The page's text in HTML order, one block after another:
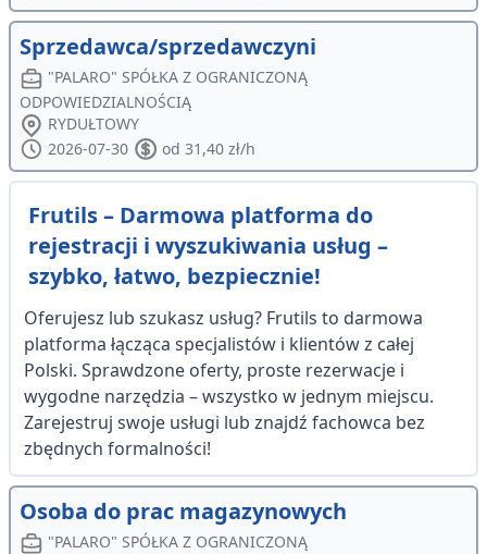
Sprzedawca/sprzedawczyni
"PALARO" SPÓŁKA Z OGRANICZONĄ
ODPOWIEDZIALNOŚCIĄ
RYDUŁTOWY
2026-07-30
od 31,40 zł/h
Frutils – Darmowa platforma do
rejestracji i wyszukiwania usług –
szybko, łatwo, bezpiecznie!
Oferujesz lub szukasz usług? Frutils to darmowa
platforma łącząca specjalistów i klientów z całej
Polski. Sprawdzone oferty, proste rezerwacje i
wygodne narzędzia – wszystko w jednym miejscu.
Zarejestruj swoje usługi lub znajdź fachowca bez
zbędnych formalności!
Osoba do prac magazynowych
"PALARO" SPÓŁKA Z OGRANICZONĄ